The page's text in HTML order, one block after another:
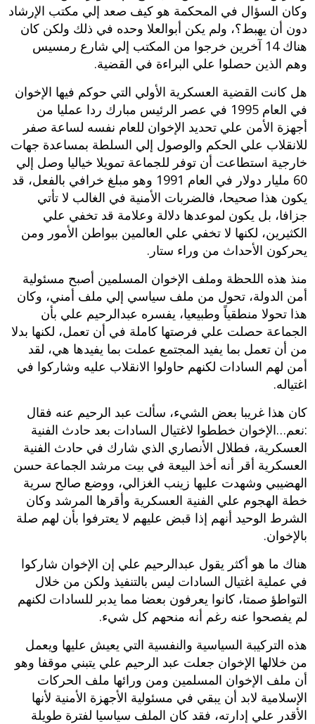
وكان السؤال في المحكمة هو كيف صعد إلي مكتب الإرشاد
دون أن يهبط؟، ولم يكن أبوالعلا وحده في ذلك ولكن كان
هناك 14 آخرين خرجوا من المكتب إلي شارع رمسيس
وهم الذين حصلوا علي البراءة في القضية.
هل كانت القضية العسكرية الأولي التي حوكم فيها الإخوان
في العام 1995 في عصر الرئيس مبارك ردا عمليا من
أجهزة الأمن علي تحديد الإخوان للعام نفسه لساعة صفر
للانقلاب علي الحكم والوصول إلي السلطة بمساعدة جهات
خارجية استطاعت أن توفر للجماعة تمويلا خياليا وصل إلي
60 مليار دولار في العام 1991 وهو مبلغ خرافي بالفعل، قد
يكون هذا صحيحا، فالضربات الأمنية في الغالب لا تأتي
جزافا، بل يكون لموعدها دلالة وعلامة قد تخفي علي
الكثيرين، لكنها لا تخفي علي العالمين ببواطن الأمور ومن
يحركون الأحداث من وراء ستار.
منذ هذه اللحظة وملف الإخوان المسلمين أصبح مسئولية
أمن الدولة، تحول من ملف سياسي إلي ملف أمني، وكان
هذا تحولا منطقياً وطبيعيا، يفسره عبدالرحيم علي بأن
الجماعة حصلت علي فرصتها كاملة في أن تعمل، لكنها بدلا
من أن تعمل بما يفيد المجتمع عملت بما يفيدها هي، لقد
أمن لهم السادات لكنهم حاولوا الانقلاب عليه وشاركوا في
اغتياله.
كان هذا غريبا بعض الشيء، سألت عبد الرحيم عنه فقال
:نعم…الإخوان خططوا لاغتيال السادات بعد حادث الفنية
العسكرية، فطلال الأنصاري الذي شارك في حادث الفنية
العسكرية أقر أنه أخذ البيعة في بيت مرشد الجماعة حسن
الهضيبي وشهدت عليها زينب الغزالي، ووضع صالح سرية
خطة الهجوم علي الفنية العسكرية وأقرها المرشد وكان
الشرط الوحيد أنهم إذا قبض عليهم لا يعترفوا بأن لهم صلة
بالإخوان.
هناك ما هو أكثر يقول عبدالرحيم علي إن الإخوان شاركوا
في عملية اغتيال السادات ليس بالتنفيذ ولكن من خلال
التواطؤ صمتا، كانوا يعرفون بعضا مما يدبر للسادات لكنهم
لم يفصحوا عنه رغم أنه منحهم كل شيء.
هذه التركيبة السياسية والنفسية التي يعيش عليها ويعمل
من خلالها الإخوان جعلت عبد الرحيم علي يتبني موقفا وهو
أن ملف الإخوان المسلمين ومن ورائها ملف الحركات
الإسلامية لابد أن يبقي في مسئولية الأجهزة الأمنية لأنها
الأقدر علي إدارته، فقد كان الملف سياسيا لفترة طويلة